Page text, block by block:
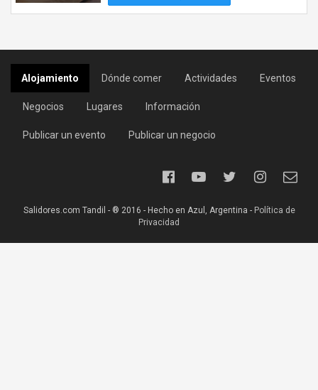
Alojamiento Dónde comer Actividades Eventos
Negocios Lugares Información
Publicar un evento Publicar un negocio
Salidores.com Tandil - ® 2016 - Hecho en Azul, Argentina - Política de
Privacidad